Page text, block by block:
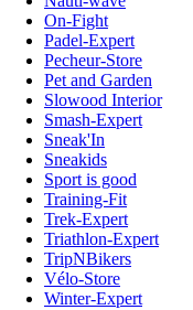
On-Fight
Padel-Expert
Pecheur-Store
Pet and Garden
Slowood Interior
Smash-Expert
Sneak'In
Sneakids
Sport is good
Training-Fit
Trek-Expert
Triathlon-Expert
TripNBikers
Vélo-Store
Winter-Expert